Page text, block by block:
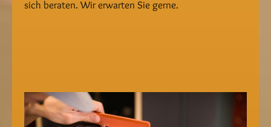
sich beraten. Wir erwarten Sie gerne.